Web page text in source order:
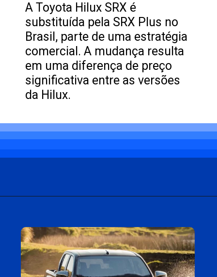
A Toyota Hilux SRX é
substituída pela SRX Plus no
Brasil, parte de uma estratégia
comercial. A mudança resulta
em uma diferença de preço
significativa entre as versões
da Hilux.